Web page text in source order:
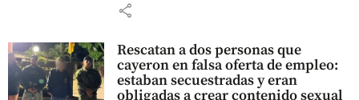
share
Rescatan a dos personas que
cayeron en falsa oferta de empleo:
estaban secuestradas y eran
obligadas a crear contenido sexual